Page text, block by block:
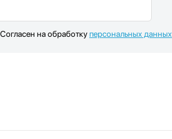
Согласен на обработкуперсональных данных